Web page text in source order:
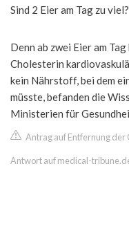
Sind 2 Eier am Tag zu viel?
Denn ab zwei Eier am
Cholesterin
kein Nährstoff, bei dem
müsste, befanden die
Ministerien für
Antrag auf Entfernung der
Antwort auf medical-